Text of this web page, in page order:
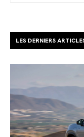
LES DERNIERS